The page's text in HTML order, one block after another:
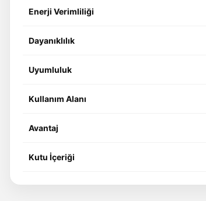
Enerji Verimliliği
Dayanıklılık
Uyumluluk
Kullanım Alanı
Avantaj
Kutu İçeriği